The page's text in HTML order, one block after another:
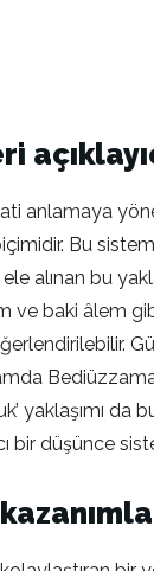
anlamaya
Bu
alınan bu
baki âlem
yaklaşımı
bir düşünce